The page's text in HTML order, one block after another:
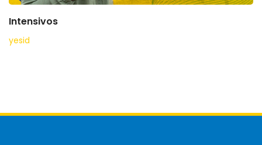
Intensivos
yesid